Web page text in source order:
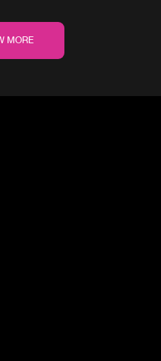
นสร้างกำแพงของตัวเองขึ้นมา งั้นเรา
มพันธ์ระหว่างเราดีไหม?” งานนี้ยัง
นจามิน - โจเซฟ วาร์นี” มาช่วยแต่ง
ภาพ : What The Duck
MORE